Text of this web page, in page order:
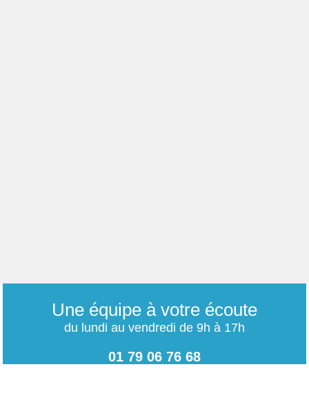
Une équipe à votre écoute
du lundi au vendredi de 9h à 17h
01 79 06 76 68